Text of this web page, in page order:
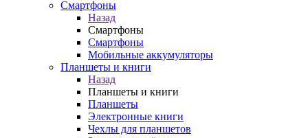
Смартфоны
Назад
Смартфоны
Смартфоны
Мобильные аккумуляторы
Планшеты и книги
Назад
Планшеты и книги
Планшеты
Электронные книги
Чехлы для планшетов